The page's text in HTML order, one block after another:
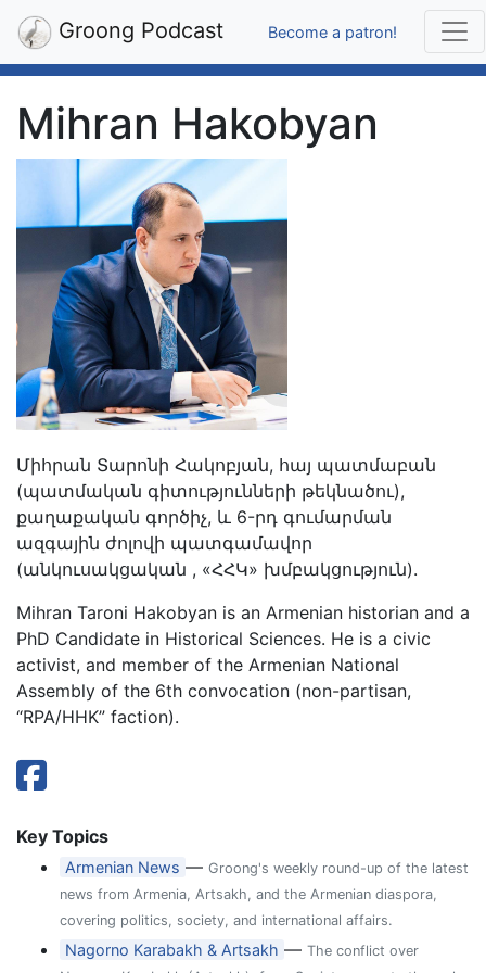
Groong Podcast Become a patron!
Mihran Hakobyan
Միհրան Տարոնի Հակոբյան, հայ պատմաբան
(պատմական գիտությունների թեկնածու),
քաղաքական գործիչ, և 6-րդ գումարման
ազգային ժոլովի պատգամավոր
(անկուսակցական , «ՀՀԿ» խմբակցություն).
Mihran Taroni Hakobyan is an Armenian historian and a
PhD Candidate in Historical Sciences. He is a civic
activist, and member of the Armenian National
Assembly of the 6th convocation (non-partisan,
“RPA/HHK” faction).
Key Topics
Armenian News —Groong's weekly round-up of the latest
news from Armenia, Artsakh, and the Armenian diaspora,
covering politics, society, and international affairs.
Nagorno Karabakh & Artsakh —The conflict over